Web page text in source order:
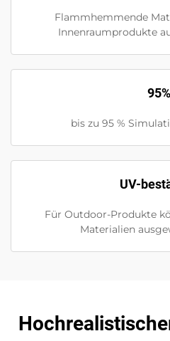
Flammhemmende
Innenraumprodukte
95%
bis zu 95 %
UV-
Für Outdoor-Produkte
Materialien